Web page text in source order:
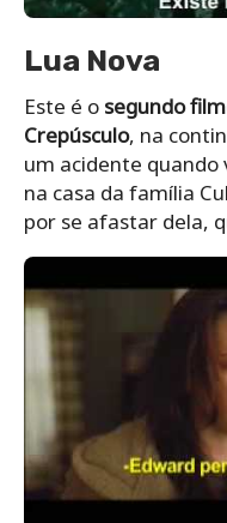
Lua Nova
Este é o segundo
Crepúsculo, na
um acidente
na casa da família
por se afastar dela,